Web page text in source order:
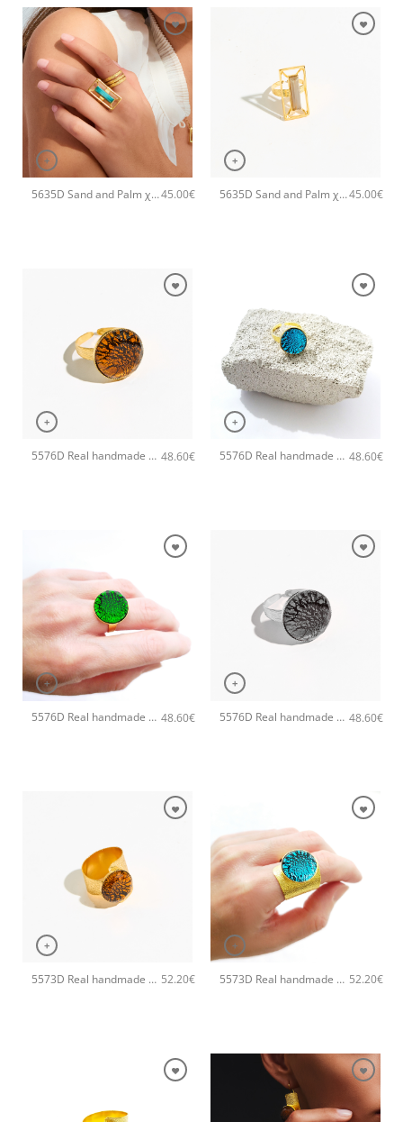
+
5635D Sand and Palm χειροποίητο δαχτυλιδι Catherine bijoux Τυρκουάζ45.00€
+
5635D Sand and Palm χειροποίητο δαχτυλιδι Catherine bijoux Καφέ45.00€
+
5576D Real handmade small χειροποίητο δαχτυλιδι Catherine bijoux Χρυσό 48.60€
+
5576D Real handmade small χειροποίητο δαχτυλιδι Catherine bijoux Τυρκουάζ 48.60€
+
5576D Real handmade small χειροποίητο δαχτυλιδι Catherine bijoux Πράσινο 48.60€
+
5576D Real handmade small χειροποίητο δαχτυλιδι Catherine bijoux Ασημί 48.60€
+
5573D Real handmade crystal big χειροποίητο δαχτυλιδι Catherine bijoux Χρυσό 52.20€
+
5573D Real handmade crystal big χειροποίητο δαχτυλιδι Catherine bijoux Τυρκουάζ 52.20€